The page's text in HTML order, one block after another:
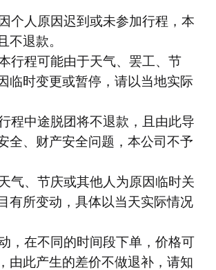
个人原因迟到或未参加行程，本
不退款。
行程可能由于天气、罢工、节
临时变更或暂停，请以当地实际
程中途脱团将不退款，且由此导
全、财产安全问题，本公司不予
气、节庆或其他人为原因临时关
有所变动，具体以当天实际情况
，在不同的时间段下单，价格可
由此产生的差价不做退补，请知